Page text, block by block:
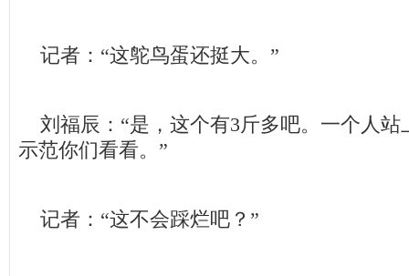
记者：“这鸵鸟蛋还挺大。”
刘福辰：“是，这个有3斤多吧。一个人站
示范你们看看。”
记者：“这不会踩烂吧？”